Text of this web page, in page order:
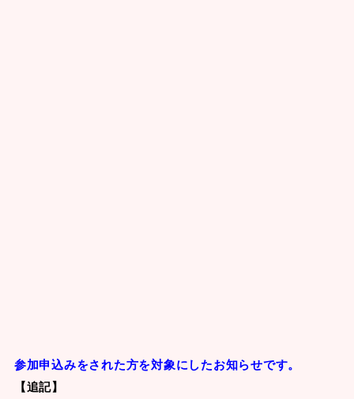
参加申込みをされた方を対象にしたお知らせです。
【追記】